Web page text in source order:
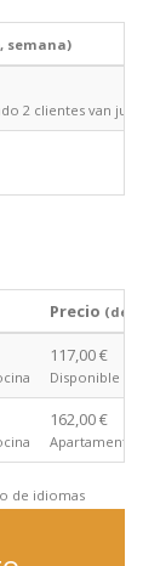
semana)
2 clientes van
Precio
117,00 €
Disponible
162,00 €
Apartamento
de idiomas